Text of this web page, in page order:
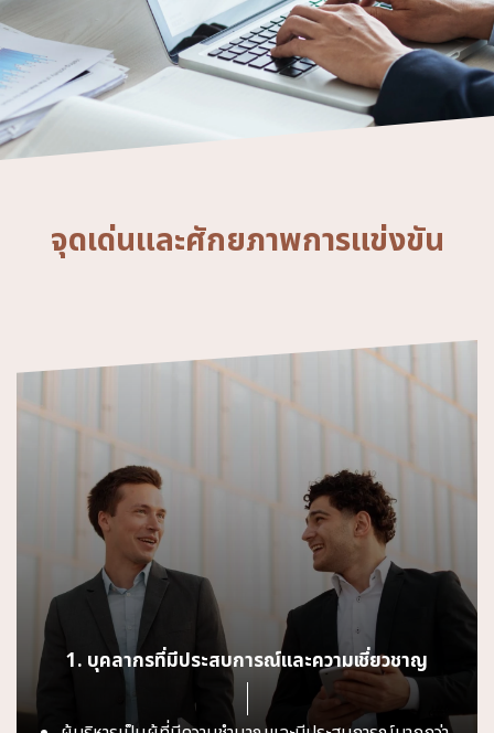
จุดเด่นและศักยภาพการแข่งขัน
1. บุคลากรที่มีประสบการณ์และความเชี่ยวชาญ